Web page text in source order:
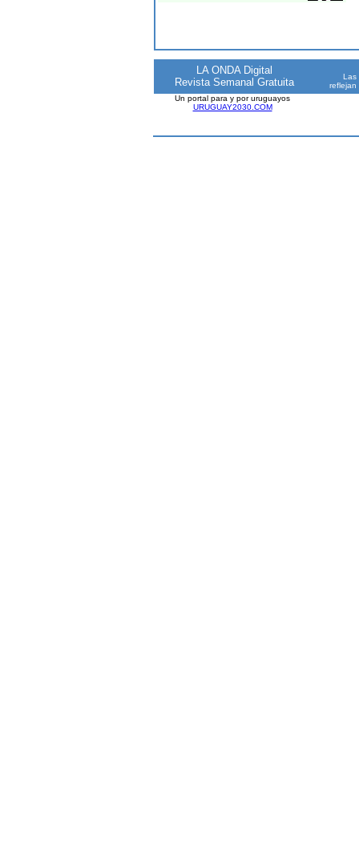
LA ONDA Digital
Revista Semanal Gratuita
Las
Un portal para y por uruguayos
URUGUAY2030.COM